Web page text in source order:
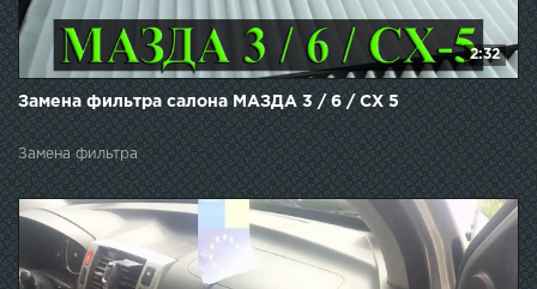
2:32
Замена фильтра салона МАЗДА 3 / 6 / СХ 5
Замена фильтра